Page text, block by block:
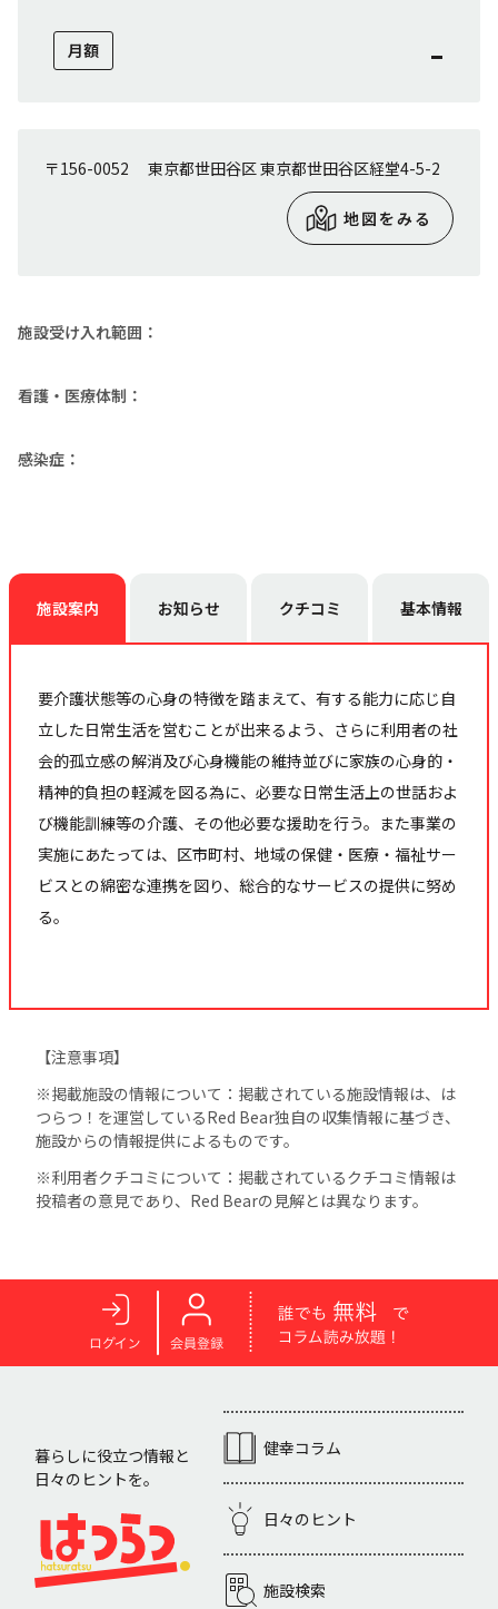
月額 -
〒156-0052 東京都世田谷区 東京都世田谷区経堂4-5-2
地図をみる
施設受け入れ範囲：
看護・医療体制：
感染症：
施設案内 お知らせ クチコミ 基本情報
要介護状態等の心身の特徴を踏まえて、有する能力に応じ自
立した日常生活を営むことが出来るよう、さらに利用者の社
会的孤立感の解消及び心身機能の維持並びに家族の心身的・
精神的負担の軽減を図る為に、必要な日常生活上の世話およ
び機能訓練等の介護、その他必要な援助を行う。また事業の
実施にあたっては、区市町村、地域の保健・医療・福祉サー
ビスとの綿密な連携を図り、総合的なサービスの提供に努め
る。
【注意事項】
※掲載施設の情報について：掲載されている施設情報は、は
つらつ！を運営しているRed Bear独自の収集情報に基づき、
施設からの情報提供によるものです。
※利用者クチコミについて：掲載されているクチコミ情報は
投稿者の意見であり、Red Bearの見解とは異なります。
暮らしに役立つ情報と
日々のヒントを。
健幸コラム
日々のヒント
施設検索